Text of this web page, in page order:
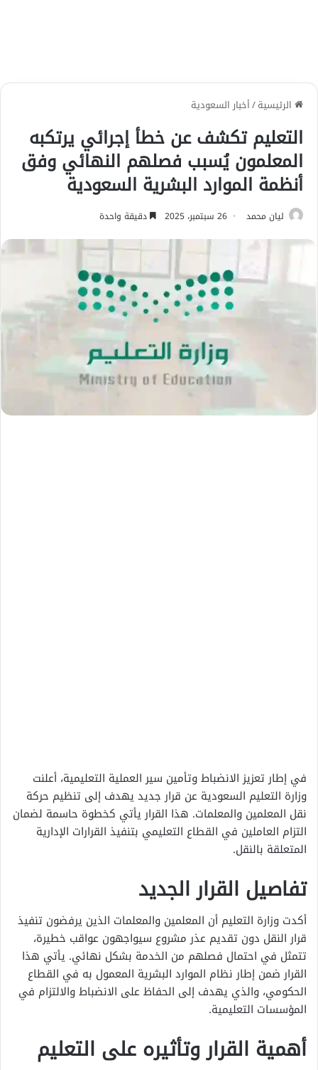
الرئيسية/أخبار السعودية
التعليم تكشف عن خطأ إجرائي يرتكبه
المعلمون يُسبب فصلهم النهائي وفق
أنظمة الموارد البشرية السعودية
ليان محمد 26 سبتمبر، 2025 دقيقة واحدة
في إطار تعزيز الانضباط وتأمين سير العملية التعليمية، أعلنت
وزارة التعليم السعودية عن قرار جديد يهدف إلى تنظيم حركة
نقل المعلمين والمعلمات. هذا القرار يأتي كخطوة حاسمة لضمان
التزام العاملين في القطاع التعليمي بتنفيذ القرارات الإدارية
المتعلقة بالنقل.
تفاصيل القرار الجديد
أكدت وزارة التعليم أن المعلمين والمعلمات الذين يرفضون تنفيذ
قرار النقل دون تقديم عذر مشروع سيواجهون عواقب خطيرة،
تتمثل في احتمال فصلهم من الخدمة بشكل نهائي. يأتي هذا
القرار ضمن إطار نظام الموارد البشرية المعمول به في القطاع
الحكومي، والذي يهدف إلى الحفاظ على الانضباط والالتزام في
المؤسسات التعليمية.
أهمية القرار وتأثيره على التعليم